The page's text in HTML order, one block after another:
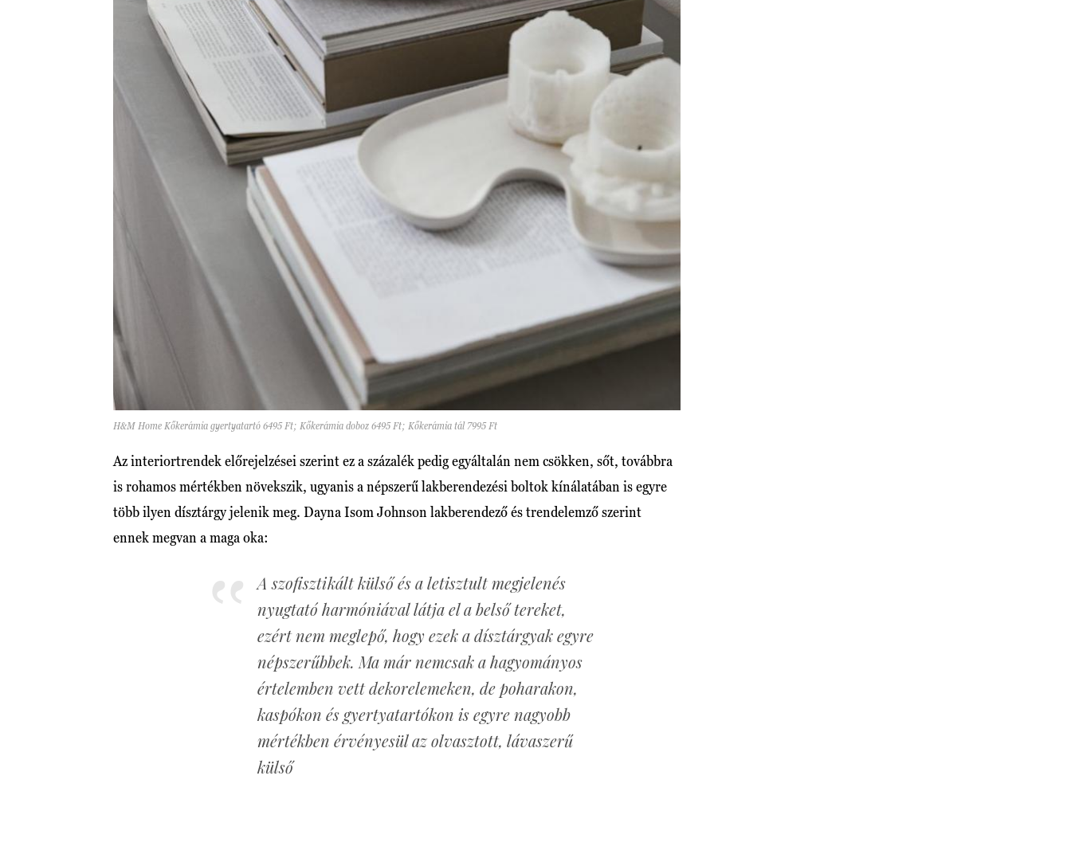
H&M Home Kőkerámia gyertyatartó 6495 Ft; Kőkerámia doboz 6495 Ft; Kőkerámia tál 7995 Ft
Az interiortrendek előrejelzései szerint ez a százalék pedig egyáltalán nem csökken, sőt, továbbra
is rohamos mértékben növekszik, ugyanis a népszerű lakberendezési boltok kínálatában is egyre
több ilyen dísztárgy jelenik meg. Dayna Isom Johnson lakberendező és trendelemző szerint
ennek megvan a maga oka:
A szofisztikált külső és a letisztult megjelenés
nyugtató harmóniával látja el a belső tereket,
ezért nem meglepő, hogy ezek a dísztárgyak egyre
népszerűbbek. Ma már nemcsak a hagyományos
értelemben vett dekorelemeken, de poharakon,
kaspókon és gyertyatartókon is egyre nagyobb
mértékben érvényesül az olvasztott, lávaszerű
külső